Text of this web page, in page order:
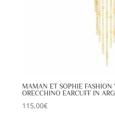
MAMAN ET SOPHIE
ORECCHINO EARCUFF IN
115,00€